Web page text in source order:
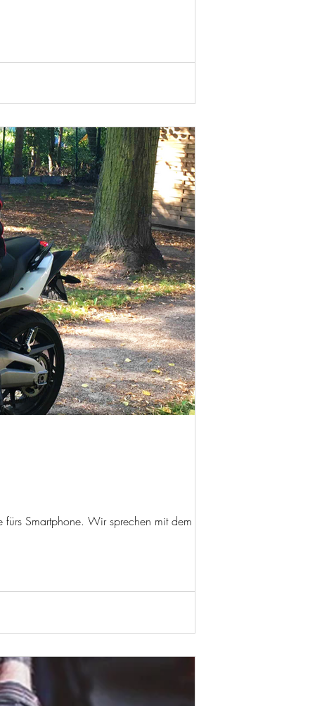
Smartphone. Wir sprechen mit dem